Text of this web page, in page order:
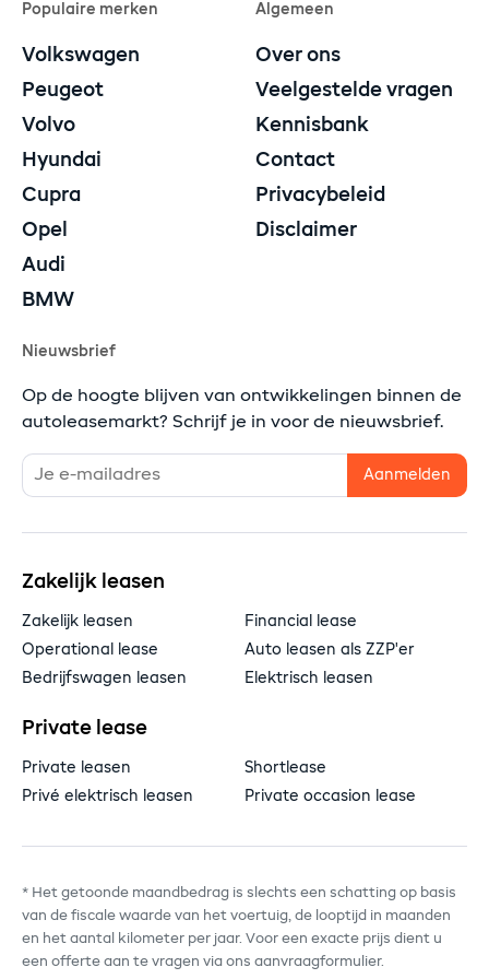
Populaire merken
Volkswagen
Peugeot
Volvo
Hyundai
Cupra
Opel
Audi
BMW
Algemeen
Over ons
Veelgestelde vragen
Kennisbank
Contact
Privacybeleid
Disclaimer
Nieuwsbrief
Op de hoogte blijven van ontwikkelingen binnen de
autoleasemarkt? Schrijf je in voor de nieuwsbrief.
Zakelijk leasen
Zakelijk leasen
Financial lease
Operational lease
Auto leasen als ZZP'er
Bedrijfswagen leasen
Elektrisch leasen
Private lease
Private leasen
Shortlease
Privé elektrisch leasen
Private occasion lease
* Het getoonde maandbedrag is slechts een schatting op basis
van de fiscale waarde van het voertuig, de looptijd in maanden
en het aantal kilometer per jaar. Voor een exacte prijs dient u
een offerte aan te vragen via ons aanvraagformulier.